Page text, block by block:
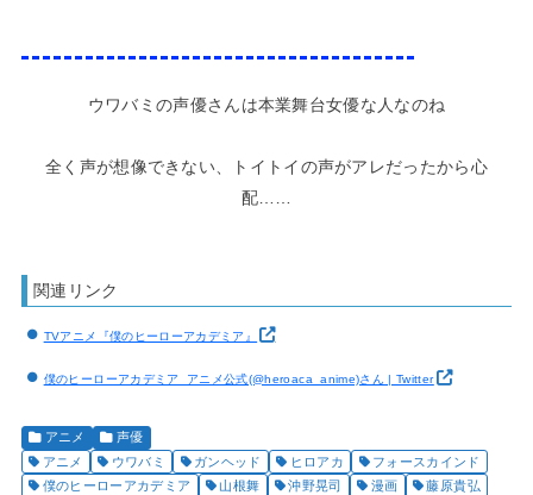
ウワバミの声優さんは本業舞台女優な人なのね
全く声が想像できない、トイトイの声がアレだったから心
配……
関連リンク
TVアニメ『僕のヒーローアカデミア』
僕のヒーローアカデミア_アニメ公式(@heroaca_anime)さん | Twitter
アニメ
声優
アニメ
ウワバミ ガンヘッド ヒロアカ
フォースカインド
僕のヒーローアカデミア
山根舞 沖野晃司 漫画 藤原貴弘